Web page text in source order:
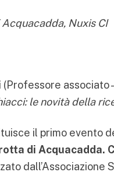
Nuxis CI
(Professore associato
le novità della
il primo evento
di Acquacadda.
dall’Associazione